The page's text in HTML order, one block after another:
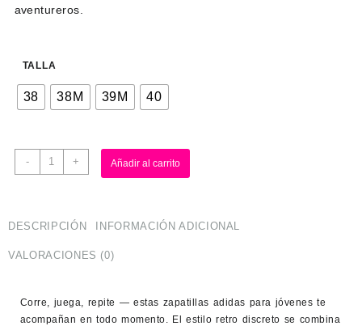
aventureros.
TALLA
38 38M 39M 40
- + Añadir al carrito
DESCRIPCIÓN INFORMACIÓN ADICIONAL
VALORACIONES (0)
Corre, juega, repite — estas zapatillas adidas para jóvenes te
acompañan en todo momento. El estilo retro discreto se combina